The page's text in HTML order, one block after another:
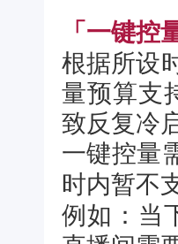
「一键控
根据所设
量预算支
致反复冷
一键控量
时内暂不
例如：当